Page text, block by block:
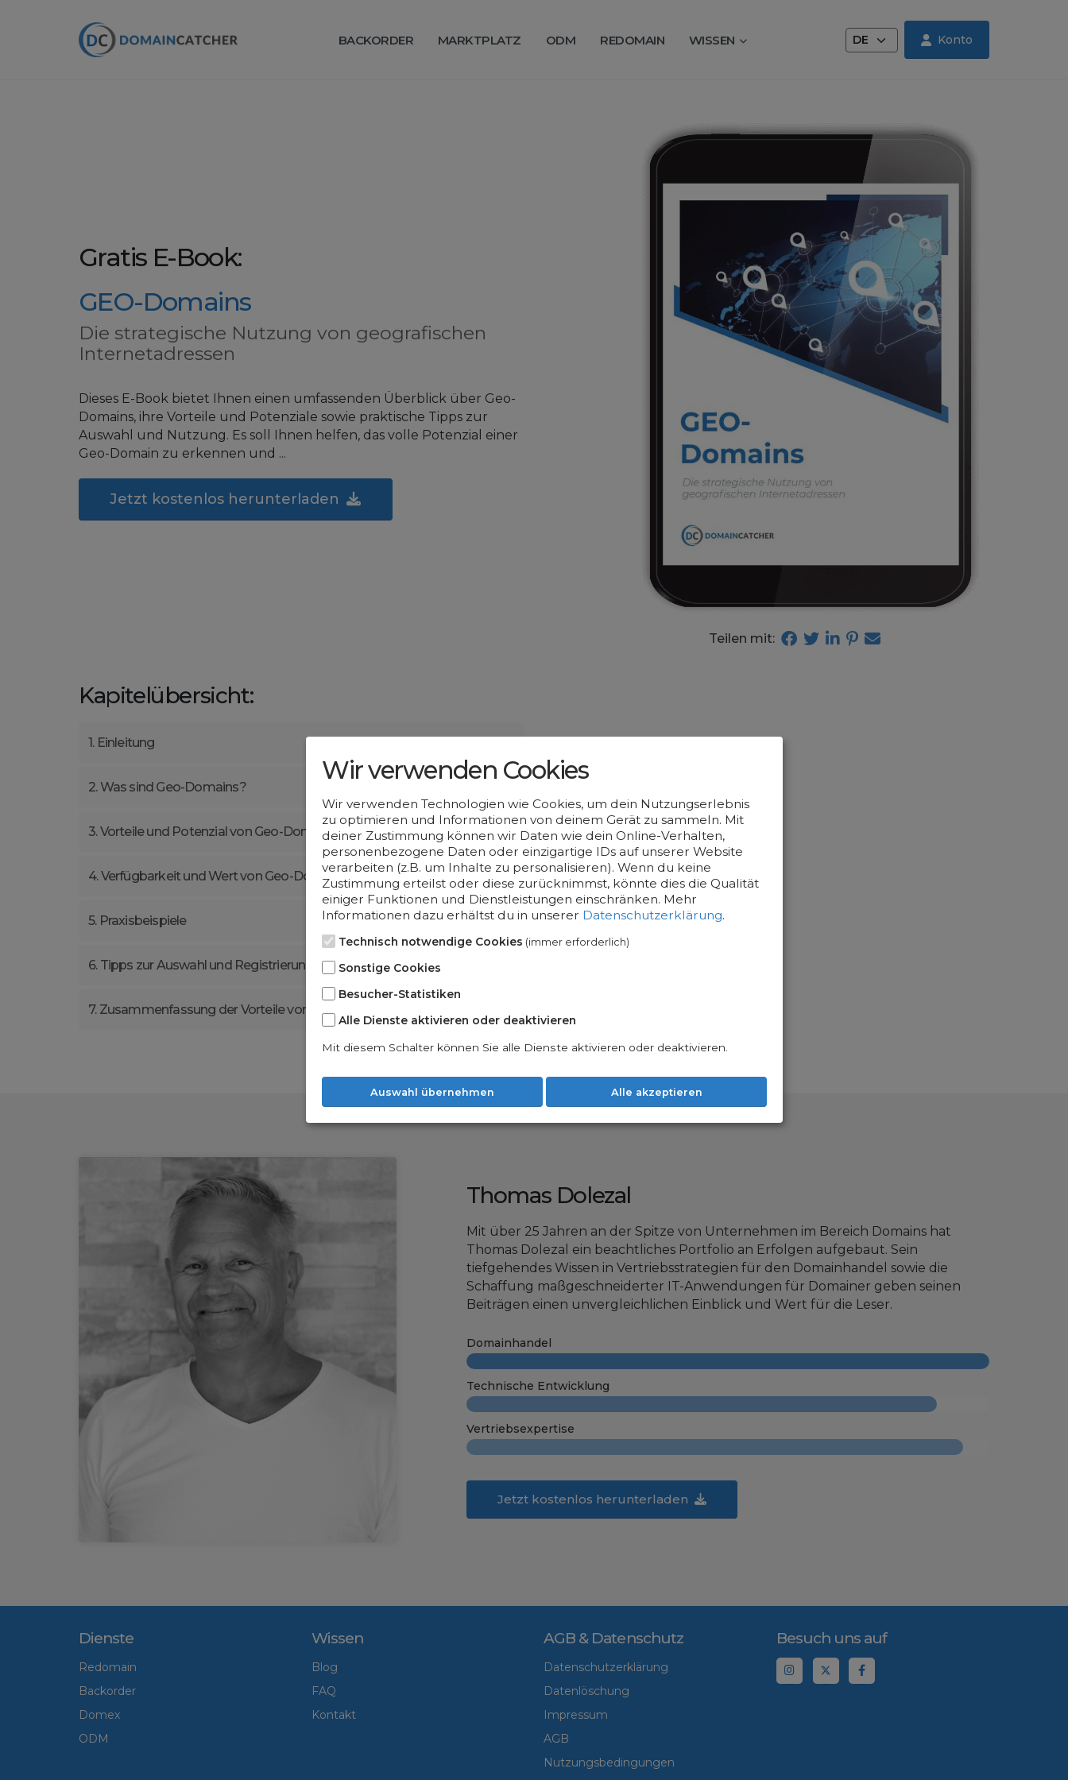
BACKORDER MARKTPLATZ ODM REDOMAIN WISSEN Sprache wechseln
Konto
Gratis E-Book:
GEO-Domains
Die strategische Nutzung von geografischen
Internetadressen
Dieses E-Book bietet Ihnen einen umfassenden Überblick über Geo-
Domains, ihre Vorteile und Potenziale sowie praktische Tipps zur
Auswahl und Nutzung. Es soll Ihnen helfen, das volle Potenzial einer
Geo-Domain zu erkennen und ...
Jetzt kostenlos herunterladen
Teilen mit:
Kapitelübersicht:
1. Einleitung
2. Was sind Geo-Domains?
3. Vorteile und Potenzial von Geo-Domains
4. Verfügbarkeit und Wert von Geo-Domains
5. Praxisbeispiele
6. Tipps zur Auswahl und Registrierung einer Geo-Domain
7. Zusammenfassung der Vorteile von Geo-Domains
Thomas Dolezal
Mit über 25 Jahren an der Spitze von Unternehmen im Bereich Domains hat
Thomas Dolezal ein beachtliches Portfolio an Erfolgen aufgebaut. Sein
tiefgehendes Wissen in Vertriebsstrategien für den Domainhandel sowie die
Schaffung maßgeschneiderter IT-Anwendungen für Domainer geben seinen
Beiträgen einen unvergleichlichen Einblick und Wert für die Leser.
Domainhandel
Technische Entwicklung
Vertriebsexpertise
Jetzt kostenlos herunterladen
Dienste
Redomain
Backorder
Domex
ODM
Wissen
Blog
FAQ
Kontakt
AGB & Datenschutz
Datenschutzerklärung
Datenlöschung
Impressum
AGB
Nutzungsbedingungen
Besuch uns auf
Wir verwenden Cookies
Wir verwenden Technologien wie Cookies, um dein Nutzungserlebnis
zu optimieren und Informationen von deinem Gerät zu sammeln. Mit
deiner Zustimmung können wir Daten wie dein Online-Verhalten,
personenbezogene Daten oder einzigartige IDs auf unserer Website
verarbeiten (z.B. um Inhalte zu personalisieren). Wenn du keine
Zustimmung erteilst oder diese zurücknimmst, könnte dies die Qualität
einiger Funktionen und Dienstleistungen einschränken. Mehr
Informationen dazu erhältst du in unserer Datenschutzerklärung.
Technisch notwendige Cookies (immer erforderlich)
Sonstige Cookies
Besucher-Statistiken
Alle Dienste aktivieren oder deaktivieren
Mit diesem Schalter können Sie alle Dienste aktivieren oder deaktivieren.
Auswahl übernehmen Alle akzeptieren